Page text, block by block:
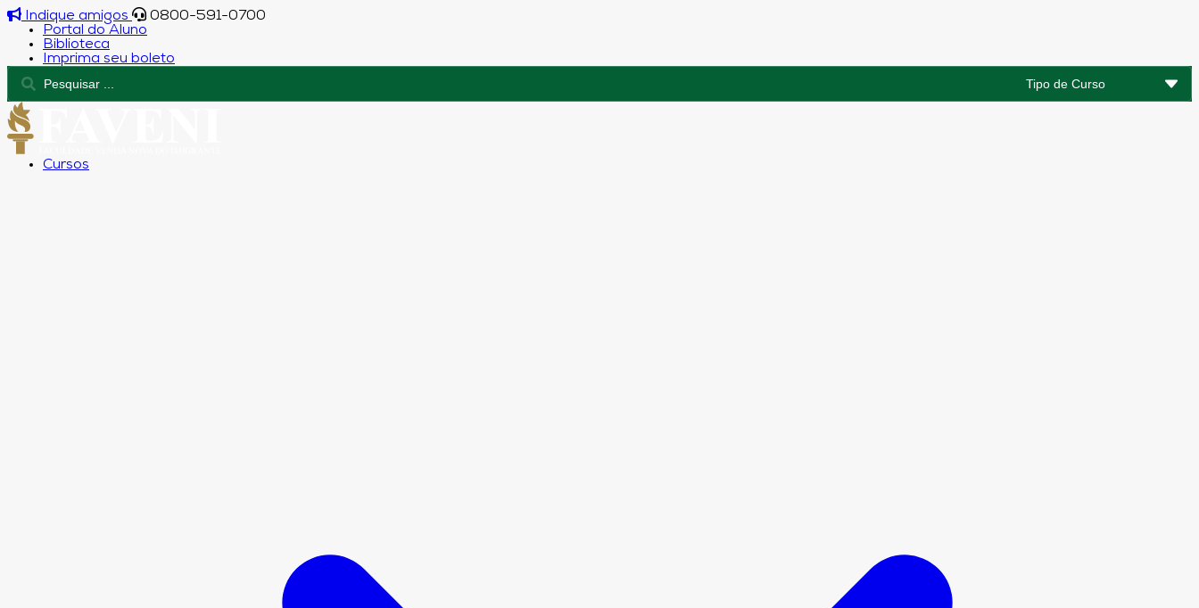
Indique amigos
0800-591-0700
Portal do Aluno
Biblioteca
Imprima seu boleto
Cursos